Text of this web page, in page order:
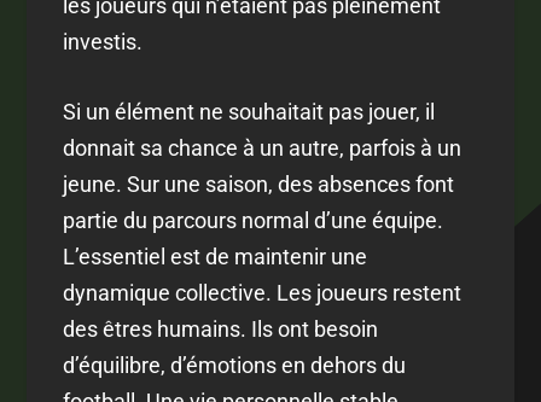
investis.
Si un élément ne souhaitait pas jouer, il
donnait sa chance à un autre, parfois à un
jeune. Sur une saison, des absences font
partie du parcours normal d’une équipe.
L’essentiel est de maintenir une
dynamique collective. Les joueurs restent
des êtres humains. Ils ont besoin
d’équilibre, d’émotions en dehors du